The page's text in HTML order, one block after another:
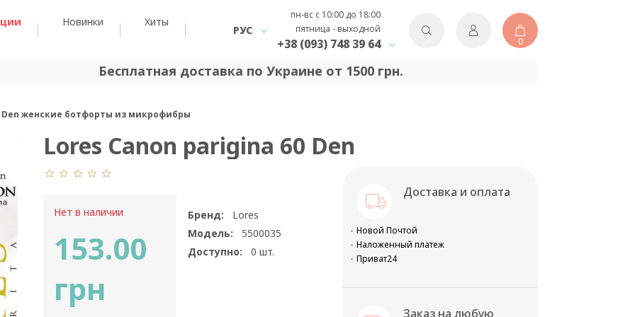
Новинки Хиты
РУС
пн-вс с 10:00 до 18:00
пятница - выходной
+38 (093) 748 39 64 0
Бесплатная доставка по Украине от 1500 грн.
Den женские ботфорты из микрофибры
Lores Canon parigina 60 Den
Нет в наличии
153.00
грн
Бренд:
Lores
Модель:
5500035
Доступно:
0 шт.
Доставка и оплата
Новой Почтой
Наложенный платеж
Приват24
Заказ на любую